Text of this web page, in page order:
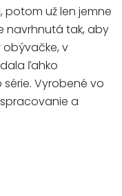
už len jemne
navrhnutá tak, aby
v
ľahko
Vyrobené vo
a